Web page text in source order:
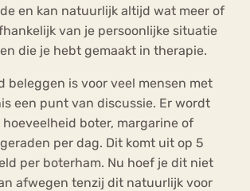
en kan natuurlijk altijd wat meer of
van je persoonlijke situatie
die je hebt gemaakt in therapie.
beleggen is voor veel mensen met
een punt van discussie. Er wordt
boter, margarine of
per dag. Dit komt uit op 5
per boterham. Nu hoef je dit niet
afwegen tenzij dit natuurlijk voor